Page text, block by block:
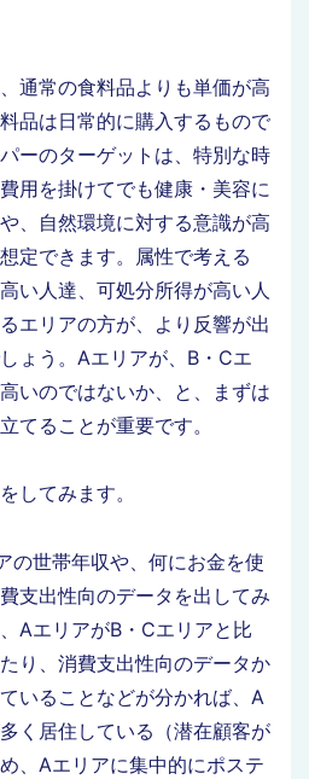
通常の食料品よりも単価が高
品は日常的に購入するもので
ーのターゲットは、特別な時
用を掛けてでも健康・美容に
、自然環境に対する意識が高
定できます。属性で考える
い人達、可処分所得が高い人
エリアの方が、より反響が出
ょう。Aエリアが、B・Cエ
いのではないか、と、まずは
てることが重要です。
してみます。
の世帯年収や、何にお金を使
支出性向のデータを出してみ
AエリアがB・Cエリアと比
り、消費支出性向のデータか
いることなどが分かれば、A
く居住している（潜在顧客が
、Aエリアに集中的にポステ